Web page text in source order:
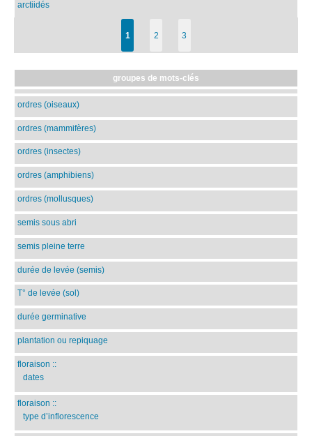
arctiidés
1 2 3
groupes de mots-clés
ordres (oiseaux)
ordres (mammifères)
ordres (insectes)
ordres (amphibiens)
ordres (mollusques)
semis sous abri
semis pleine terre
durée de levée (semis)
T° de levée (sol)
durée germinative
plantation ou repiquage
floraison ::
dates
floraison ::
type d’inflorescence